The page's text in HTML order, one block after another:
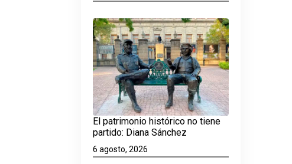
El patrimonio histórico no tiene
partido: Diana Sánchez
6 agosto, 2026